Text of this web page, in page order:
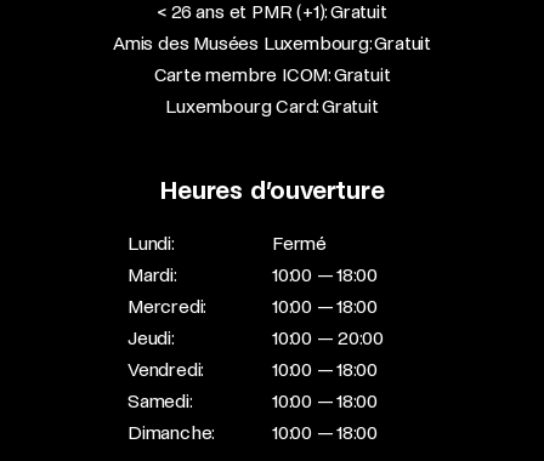
< 26 ans et PMR (+1): Gratuit
Amis des Musées Luxembourg: Gratuit
Carte membre ICOM: Gratuit
Luxembourg Card: Gratuit
Heures d’ouverture
Lundi:
Fermé
Mardi:
10:00 — 18:00
Mercredi:
10:00 — 18:00
Jeudi:
10:00 — 20:00
Vendredi:
10:00 — 18:00
Samedi:
10:00 — 18:00
Dimanche:
10:00 — 18:00